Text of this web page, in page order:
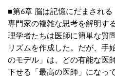
■第6章 脳は記憶にだまされる
専門家の複雑な思考を解明す
理学者たちは医師に簡単な質
リズムを作成した。だが、手
のモデル」は、どの有能な医
下せる「最高の医師」になっ